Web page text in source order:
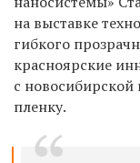
на выставке
гибкого
красноярские
с
пленку.